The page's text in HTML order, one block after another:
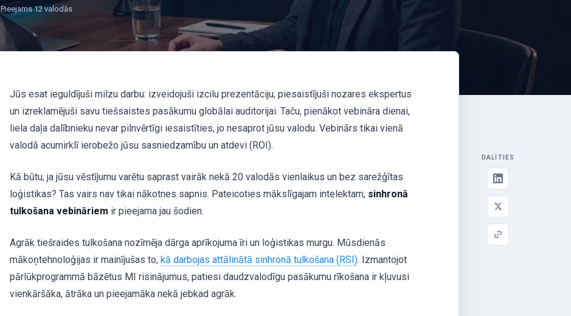
Pieejams 12 valodās
Jūs esat ieguldījuši milzu darbu: izveidojuši izcilu prezentāciju, piesaistījuši nozares ekspertus
un izreklamējuši savu tiešsaistes pasākumu globālai auditorijai. Taču, pienākot vebināra dienai,
liela daļa dalībnieku nevar pilnvērtīgi iesaistīties, jo nesaprot jūsu valodu. Vebinārs tikai vienā
valodā acumirklī ierobežo jūsu sasniedzamību un atdevi (ROI).
Kā būtu, ja jūsu vēstījumu varētu saprast vairāk nekā 20 valodās vienlaikus un bez sarežģītas
loģistikas? Tas vairs nav tikai nākotnes sapnis. Pateicoties mākslīgajam intelektam, sinhronā
tulkošana vebināriem ir pieejama jau šodien.
Agrāk tiešraides tulkošana nozīmēja dārga aprīkojuma īri un loģistikas murgu. Mūsdienās
mākoņtehnoloģijas ir mainījušas to, kā darbojas attālinātā sinhronā tulkošana (RSI). Izmantojot
pārlūkprogrammā bāzētus MI risinājumus, patiesi daudzvalodīgu pasākumu rīkošana ir kļuvusi
vienkāršāka, ātrāka un pieejamāka nekā jebkad agrāk.
DALĪTIES